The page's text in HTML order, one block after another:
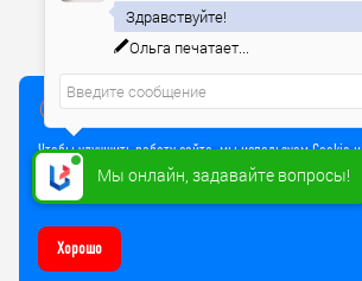
Мы используем куки
Чтобы улучшить работу сайта, мы используем Cookie и
прочие технологии. Используя сайт, вы соглашаетесь
на обработку файлов Cookie
Хорошо
Мы онлайн, задавайте вопросы!
Здравствуйте!
Ольга печатает...